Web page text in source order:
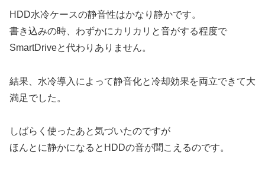
HDD水冷ケースの静音性はかなり静かです。
書き込みの時、わずかにカリカリと音がする程度で
SmartDriveと代わりありません。
結果、水冷導入によって静音化と冷却効果を両立できて大
満足でした。
しばらく使ったあと気づいたのですが
ほんとに静かになるとHDDの音が聞こえるのです。